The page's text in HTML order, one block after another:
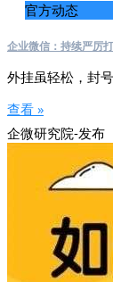
官方动态
企业微信：持续严厉
外挂虽轻松，封
查看 »
企微研究院-发布